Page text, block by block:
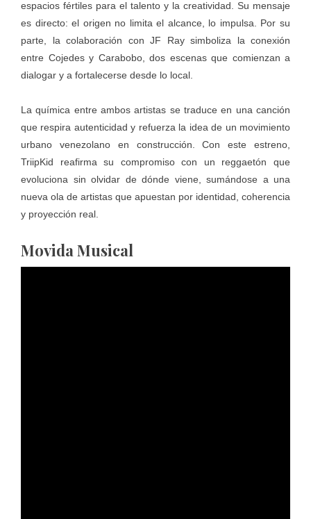
espacios fértiles para el talento y la creatividad. Su mensaje
es directo: el origen no limita el alcance, lo impulsa. Por su
parte, la colaboración con JF Ray simboliza la conexión
entre Cojedes y Carabobo, dos escenas que comienzan a
dialogar y a fortalecerse desde lo local.
La química entre ambos artistas se traduce en una canción
que respira autenticidad y refuerza la idea de un movimiento
urbano venezolano en construcción. Con este estreno,
TriipKid reafirma su compromiso con un reggaetón que
evoluciona sin olvidar de dónde viene, sumándose a una
nueva ola de artistas que apuestan por identidad, coherencia
y proyección real.
Movida Musical